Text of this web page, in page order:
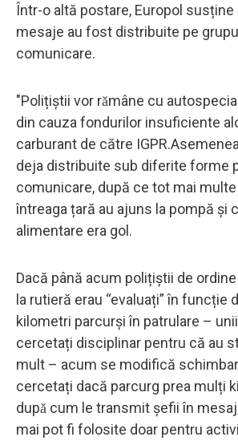
Într-o altă postare, Europol
mesaje au fost distribuite pe
comunicare.
"Polițiștii vor rǎmâne cu
din cauza fondurilor insuficiente
carburant de către
deja distribuite sub diferite forme
comunicare, după ce tot mai
întreaga țară au ajuns la pompă și
alimentare era gol.
Dacă până acum polițiștii de
la rutieră erau “evaluați” în funcție
kilometri parcurși în patrulare –
cercetați disciplinar pentru că au
mult – acum se modifică
cercetați dacă parcurg prea mulți
dupǎ cum le transmit șefii în
mai pot fi folosite doar pentru